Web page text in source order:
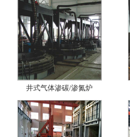
井式气体渗碳/渗氮炉